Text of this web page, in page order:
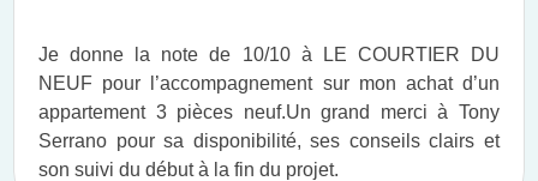
Je donne la note de 10/10 à LE COURTIER DU
NEUF pour l’accompagnement sur mon achat d’un
appartement 3 pièces neuf.​ Un grand merci à Tony
Serrano pour sa disponibilité, ses conseils clairs et
son suivi du début à la fin du projet.​